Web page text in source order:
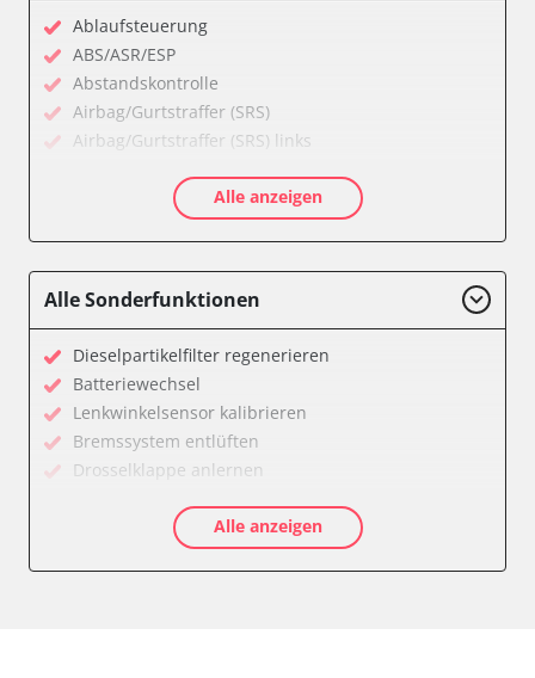
Ablaufsteuerung
ABS/ASR/ESP
Abstandskontrolle
Airbag/Gurtstraffer (SRS)
Airbag/Gurtstraffer (SRS) links
Allradelektronik
Anhängersteuergerät
Bremskraftverstärker
Diagnoseschnittstelle (EOBD/OBDII)
Differentialsperre
Einparkhilfe
Einparkhilfe Lenkhilfe
Fahrtrichtungskamera
Fernlichtassistent
Feststellbremse (EPB / SBC)
Alle anzeigen
Alle Sonderfunktionen
Dieselpartikelfilter regenerieren
Batteriewechsel
Lenkwinkelsensor kalibrieren
Bremssystem entlüften
Drosselklappe anlernen
Luftmassenmesser anlernen
Kraftstofftank entleeren
Alle anzeigen